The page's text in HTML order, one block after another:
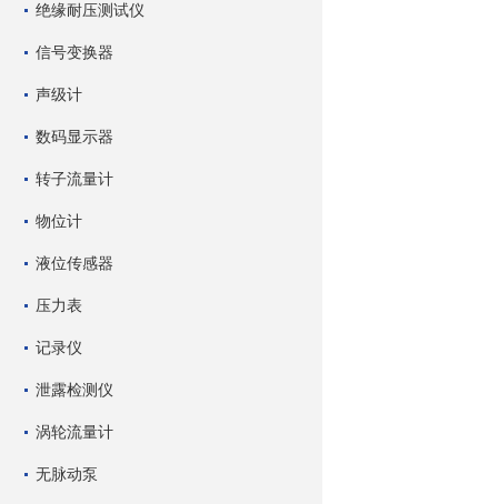
绝缘耐压测试仪
信号变换器
声级计
数码显示器
转子流量计
物位计
液位传感器
压力表
记录仪
泄露检测仪
涡轮流量计
无脉动泵